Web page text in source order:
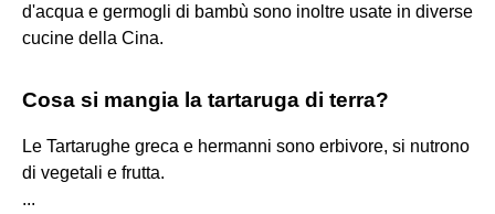
d'acqua e germogli di bambù sono inoltre usate in diverse
cucine della Cina.
Cosa si mangia la tartaruga di terra?
Le Tartarughe greca e hermanni sono erbivore, si nutrono
di vegetali e frutta.
...